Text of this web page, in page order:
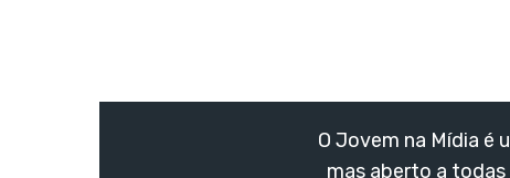
O Jovem na Mídia é
mas aberto a todas